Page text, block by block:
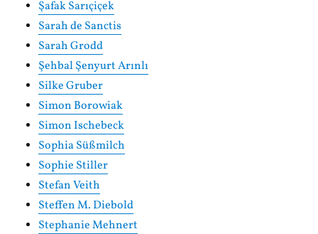
Şafak Sarıçiçek
Sarah de Sanctis
Sarah Grodd
Şehbal Şenyurt Arınlı
Silke Gruber
Simon Borowiak
Simon Ischebeck
Sophia Süßmilch
Sophie Stiller
Stefan Veith
Steffen M. Diebold
Stephanie Mehnert